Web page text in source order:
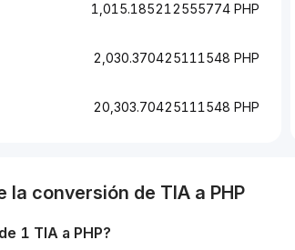
1,015.185212555774 PHP
2,030.370425111548 PHP
20,303.70425111548 PHP
la conversión de TIA a PHP
1 TIA a PHP?